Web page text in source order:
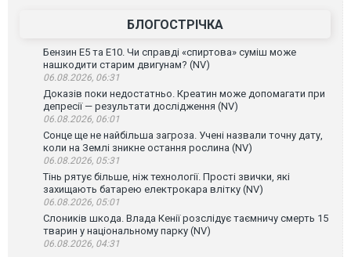
БЛОГОСТРІЧКА
Бензин Е5 та Е10. Чи справді «спиртова» суміш може
нашкодити старим двигунам? (NV)
06.08.2026, 06:31
Доказів поки недостатньо. Креатин може допомагати при
депресії — результати дослідження (NV)
06.08.2026, 06:01
Сонце ще не найбільша загроза. Учені назвали точну дату,
коли на Землі зникне остання рослина (NV)
06.08.2026, 05:31
Тінь рятує більше, ніж технології. Прості звички, які
захищають батарею електрокара влітку (NV)
06.08.2026, 05:01
Слоників шкода. Влада Кенії розслідує таємничу смерть 15
тварин у національному парку (NV)
06.08.2026, 04:31